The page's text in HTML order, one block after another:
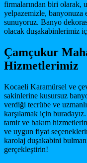
firmalarından biri olarak,
yelpazemizle, banyonuza
sunuyoruz. Banyo
olacak duşakabinlerimiz
Çamçukur
Hizmetlerimiz
Kocaeli Karamürsel ve
sakinlerine kusursuz
verdiği tecrübe ve
karşılamak için
tamir ve bakım
ve uygun fiyat
karolaj duşakabini
gerçekleştirin!